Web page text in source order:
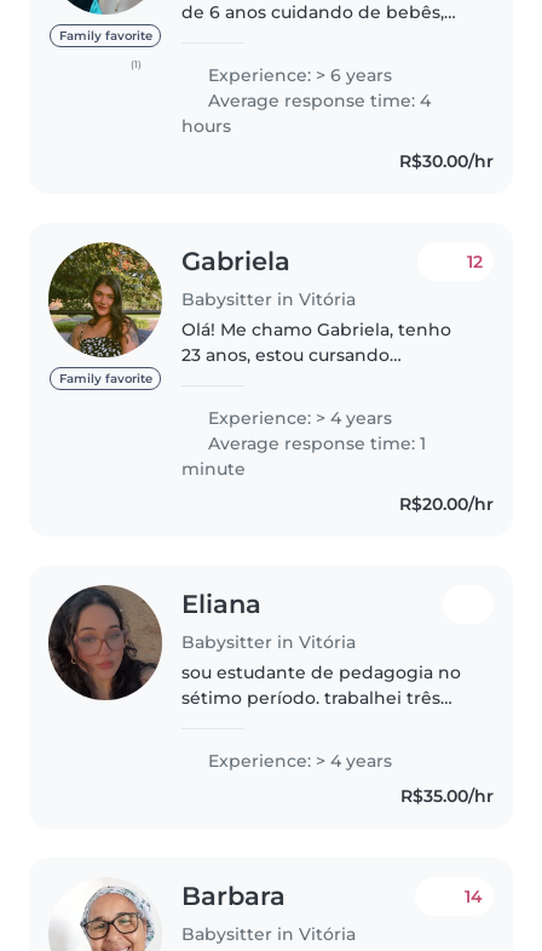
Family favorite
(1)
de 6 anos cuidando de bebês,
escolares. Sou responsável,
paciente e criativa, com
habilidades em leitura,
Experience: > 6 years
Average response time: 4
hours
R$30.00/hr
Family favorite
Gabriela
Babysitter in Vitória
12
Olá! Me chamo Gabriela, tenho
23 anos, estou cursando
com crianças de todas as idades,
incluindo bebês, toddlers, pré-
escolares e escolares. Tenho
certificação..
Experience: > 4 years
Average response time: 1
minute
R$20.00/hr
Eliana
Babysitter in Vitória
sou estudante de pedagogia no
sétimo período. trabalhei três
hotelzinho com crianças
menores. nos três anos em que
trabalhei na escola, dois anos e
Experience: > 4 years
R$35.00/hr
Barbara
Babysitter in Vitória
14